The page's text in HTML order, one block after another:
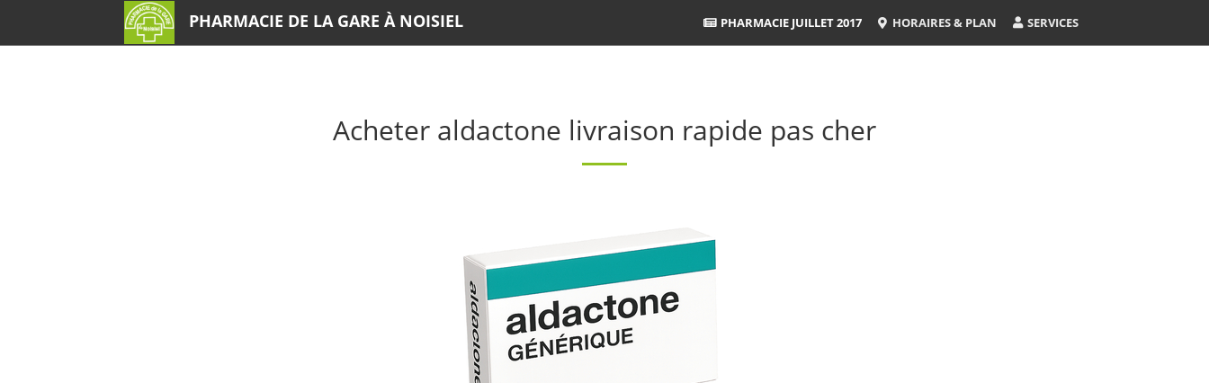
PHARMACIE DE LA GARE À NOISIEL PHARMACIE JUILLET 2017 HORAIRES & PLAN SERVICES
Acheter aldactone livraison rapide pas cher